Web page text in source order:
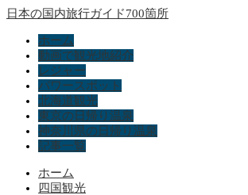
日本の国内旅行ガイド700箇所
ホーム
動画で観光地紹介
レジャー
パワースポット
北海道観光
東京の日帰り温泉
神奈川県の日帰り温泉
記事一覧
ホーム
四国観光